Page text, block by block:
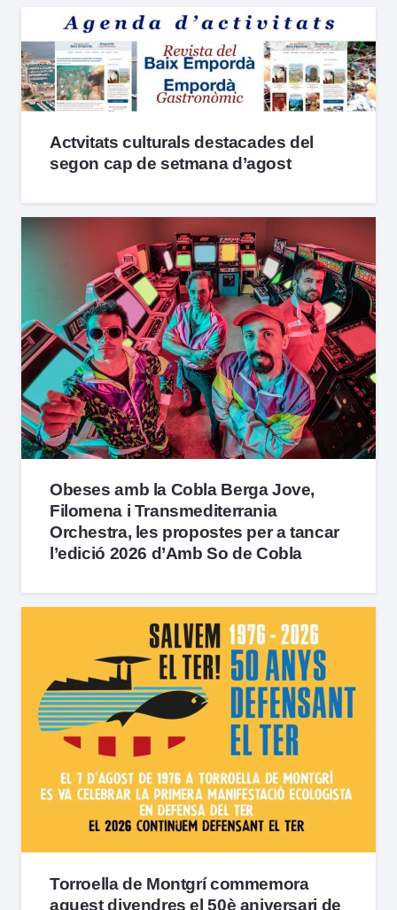
Actvitats culturals destacades del
segon cap de setmana d’agost
Obeses amb la Cobla Berga Jove,
Filomena i Transmediterrania
Orchestra, les propostes per a tancar
l’edició 2026 d’Amb So de Cobla
Torroella de Montgrí commemora
aquest divendres el 50è aniversari de